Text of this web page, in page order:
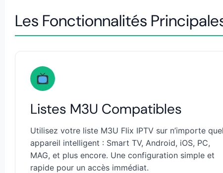
Les Fonctionnalités
Listes M3U Compatibles
Utilisez votre liste M3U Flix IPTV sur n’importe quel
appareil intelligent : Smart TV, Android, iOS, PC,
MAG, et plus encore. Une configuration simple et
rapide pour un accès immédiat.